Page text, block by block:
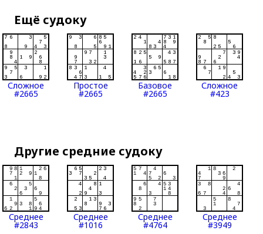
Ещё судоку
Сложное
#2665
Простое
#2665
Базовое
#2665
Сложное
#423
Другие средние судоку
Среднее
#2843
Среднее
#1016
Среднее
#4764
Среднее
#3949